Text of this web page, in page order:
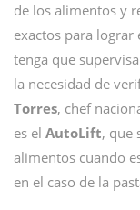
de los alimentos y
exactos para lograr
tenga que
la necesidad de
Torres, chef
es el AutoLift, que
alimentos cuando
en el caso de la